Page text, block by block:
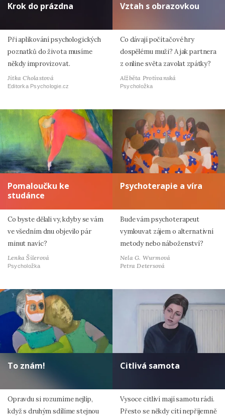
Krok do prázdna
Při aplikování psychologických
poznatků do života musíme
někdy improvizovat.
Jitka Cholastová
Editorka Psychologie.cz
Vztah s obrazovkou
Co dávají počítačové hry
dospělému muži? A jak partnera
z online světa zavolat zpátky?
Alžběta Protivanská
Psycholožka
Pomaloučku ke
studánce
Co byste dělali vy, kdyby se vám
ve všedním dnu objevilo pár
minut navíc?
Lenka Šilerová
Psycholožka
Psychoterapie a víra
Bude vám psychoterapeut
vymlouvat zájem o alternativní
metody nebo náboženství?
Nela G. Wurmová
Petra Detersová
To znám!
Opravdu si rozumíme nejlíp,
když s druhým sdílíme stejnou
Citlivá samota
Vysoce citliví mají samotu rádi.
Přesto se někdy cítí nepříjemně